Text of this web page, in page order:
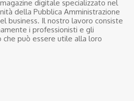
digitale specializzato nel
della Pubblica Amministrazione
business. Il nostro lavoro consiste
i professionisti e gli
può essere utile alla loro